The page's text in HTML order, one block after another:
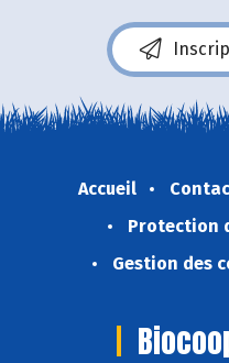
Accueil
Protection
Gestion des